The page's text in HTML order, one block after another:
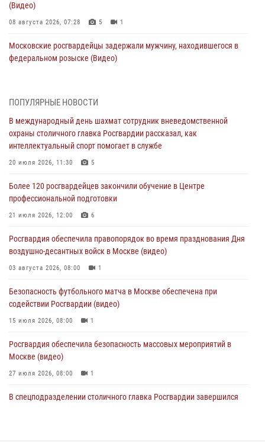
(Видео)
08 августа 2026, 07:28 5 1
Московские росгвардейцы задержали мужчину, находившегося в
федеральном розыске (Видео)
В центре столицы росгвардейцы задержали мужчину, пытавшегося
07 августа 2026, 09:26
Столичное управление вневедомственной охраны Росгвардии
признано лучшим по итогам полугодия на всероссийском
06 августа 2026, 14:59
Столичные росгвардейцы задержали троих мужчин, устроивших
06 августа 2026, 11:20 1
Охрану общественного порядка и безопасность на футбольном
06 августа 2026, 08:30
ПОПУЛЯРНЫЕ НОВОСТИ
В международный день шахмат сотрудник вневедомственной
охраны столичного главка Росгвардии рассказал, как
интеллектуальный спорт помогает в службе
20 июля 2026, 11:30 5
Более 120 росгвардейцев закончили обучение в Центре
профессиональной подготовки
21 июля 2026, 12:00 6
Росгвардия обеспечила правопорядок во время празднования Дня
воздушно-десантных войск в Москве (видео)
03 августа 2026, 08:00 1
Безопасность футбольного матча в Москве обеспечена при
содействии Росгвардии (видео)
15 июля 2026, 08:00 1
Росгвардия обеспечила безопасность массовых мероприятий в
Москве (видео)
27 июля 2026, 08:00 1
В спецподразделении столичного главка Росгвардии завершился